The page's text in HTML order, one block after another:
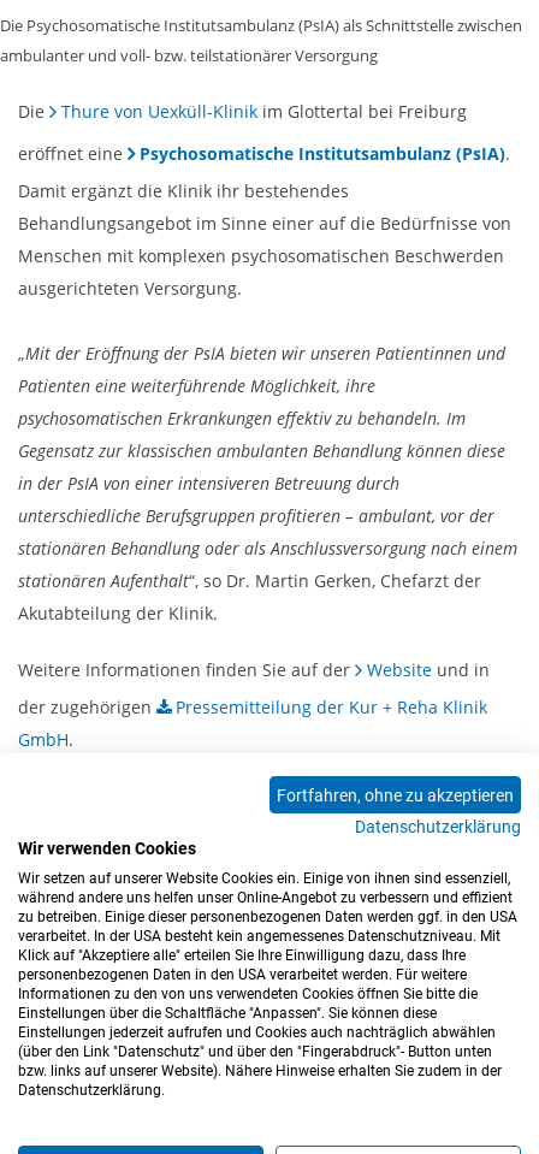
Die Psychosomatische Institutsambulanz (PsIA) als Schnittstelle zwischen
ambulanter und voll- bzw. teilstationärer Versorgung
Die Thure von Uexküll-Klinik im Glottertal bei Freiburg
eröffnet eine
Psychosomatische Institutsambulanz (PsIA).
Damit ergänzt die Klinik ihr bestehendes
Behandlungsangebot im Sinne einer auf die Bedürfnisse von
Menschen mit komplexen psychosomatischen Beschwerden
ausgerichteten Versorgung.
„Mit der Eröffnung der PsIA bieten wir unseren Patientinnen und
Patienten eine weiterführende Möglichkeit, ihre
psychosomatischen Erkrankungen effektiv zu behandeln. Im
Gegensatz zur klassischen ambulanten Behandlung können diese
in der PsIA von einer intensiveren Betreuung durch
unterschiedliche Berufsgruppen profitieren – ambulant, vor der
stationären Behandlung oder als Anschlussversorgung nach einem
stationären Aufenthalt“, so Dr. Martin Gerken, Chefarzt der
Akutabteilung der Klinik.
Weitere Informationen finden Sie auf der Website und in
der zugehörigen
Pressemitteilung der Kur + Reha Klinik
GmbH.
Zurück
Impressum Datenschutz Barrierefreiheitserklärung
Fortfahren, ohne zu akzeptieren
Datenschutzerklärung
Wir verwenden Cookies
Wir setzen auf unserer Website Cookies ein. Einige von ihnen sind essenziell,
während andere uns helfen unser Online-Angebot zu verbessern und effizient
zu betreiben. Einige dieser personenbezogenen Daten werden ggf. in den USA
verarbeitet. In der USA besteht kein angemessenes Datenschutzniveau. Mit
Klick auf "Akzeptiere alle" erteilen Sie Ihre Einwilligung dazu, dass Ihre
personenbezogenen Daten in den USA verarbeitet werden. Für weitere
Informationen zu den von uns verwendeten Cookies öffnen Sie bitte die
Einstellungen über die Schaltfläche "Anpassen". Sie können diese
Einstellungen jederzeit aufrufen und Cookies auch nachträglich abwählen
(über den Link "Datenschutz" und über den "Fingerabdruck"- Button unten
bzw. links auf unserer Website). Nähere Hinweise erhalten Sie zudem in der
Datenschutzerklärung.